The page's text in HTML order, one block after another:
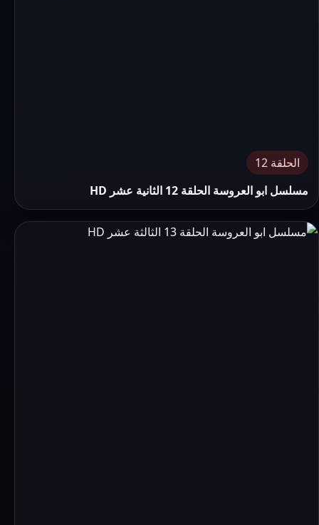
الحلقة 12
مسلسل ابو العروسة الحلقة 12 الثانية عشر HD